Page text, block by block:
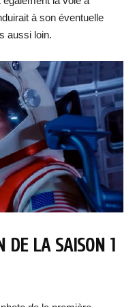
à son éventuelle
aussi loin.
DE LA SAISON 1